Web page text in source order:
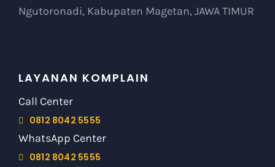
Ngutoronadi, Kabupaten Magetan, JAWA TIMUR
LAYANAN KOMPLAIN
Call Center
0812 8042 5555
WhatsApp Center
0812 8042 5555